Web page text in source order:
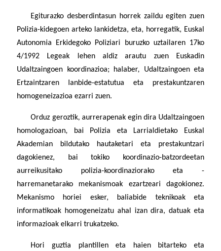
Egiturazko desberdintasun horrek zaildu egiten zuen
Polizia-kidegoen arteko lankidetza, eta, horregatik, Euskal
Autonomia Erkidegoko Poliziari buruzko uztailaren 17ko
4/1992 Legeak lehen aldiz arautu zuen Euskadin
Udaltzaingoen koordinazioa; halaber, Udaltzaingoen eta
Ertzaintzaren lanbide-estatutua eta prestakuntzaren
homogeneizazioa ezarri zuen.
Orduz geroztik, aurrerapenak egin dira Udaltzaingoen
homologazioan, bai Polizia eta Larrialdietako Euskal
Akademian bildutako hautaketari eta prestakuntzari
dagokienez, bai tokiko koordinazio-batzordeetan
aurreikusitako polizia-koordinaziorako eta -
harremanetarako mekanismoak ezartzeari dagokionez.
Mekanismo horiei esker, baliabide teknikoak eta
informatikoak homogeneizatu ahal izan dira, datuak eta
informazioak elkarri trukatzeko.
Hori guztia plantillen eta haien bitarteko eta